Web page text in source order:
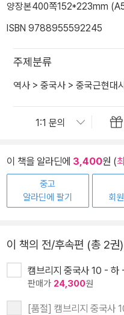
양장본400쪽152*223mm
ISBN 9788955592245
주제분류
역사 > 중국사 > 중국근현대
이 책을 알라딘에 3,400원 (
중고
알라딘에 팔기
회
이 책의 전/후속편 (총 2권)
캠브리지 중국사 10 -
판매가 24,300원
[품절] 캠브리지 중국사